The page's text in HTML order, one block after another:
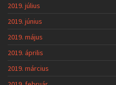
2019. július
2019. június
2019. május
2019. április
2019. március